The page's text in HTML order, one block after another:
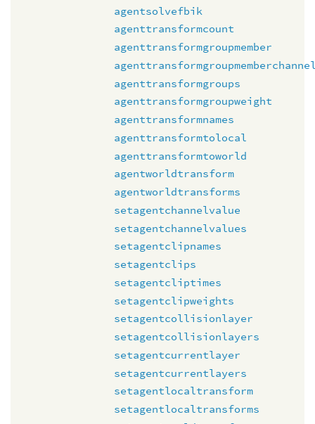
agentsolvefbik
agenttransformcount
agenttransformgroupmember
agenttransformgroups
agenttransformgroupweight
agenttransformnames
agenttransformtolocal
agenttransformtoworld
agentworldtransform
agentworldtransforms
setagentchannelvalue
setagentchannelvalues
setagentclipnames
setagentclips
setagentcliptimes
setagentclipweights
setagentcollisionlayer
setagentcollisionlayers
setagentcurrentlayer
setagentcurrentlayers
setagentlocaltransform
setagentlocaltransforms